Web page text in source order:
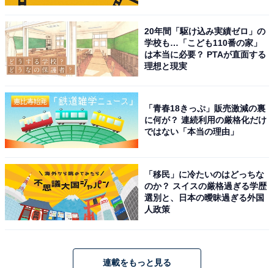
メイン「ゲーン ペットペットヤン ジャスミンライス」
・ホイシェル ヤン パッポンカリー ジャスミンライス
または
・ゲーン ペットペットヤン ジャスミンライス：鴨コンフ
ィとトロピカルフルーツのレッドカレー スイートバジル
ライチ パイナップル 葡萄
【デザート】
20年間「駆け込み実績ゼロ」の
学校も…「こども110番の家」
は本当に必要？ PTAが直面する
理想と現実
「青春18きっぷ」販売激減の裏
に何が？ 連続利用の厳格化だけ
ではない「本当の理由」
「移民」に冷たいのはどっちな
のか？ スイスの厳格過ぎる学歴
選別と、日本の曖昧過ぎる外国
人政策
連載をもっと見る